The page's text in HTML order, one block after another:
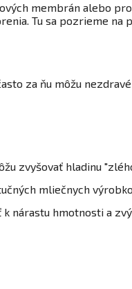
membrán alebo
Tu sa pozrieme
za ňu môžu nezdravé
zvyšovať hladinu
mliečnych
nárastu hmotnosti a